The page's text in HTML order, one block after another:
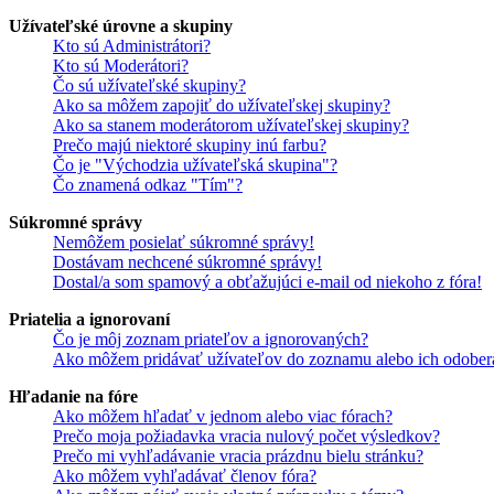
Užívateľské úrovne a skupiny
Kto sú Administrátori?
Kto sú Moderátori?
Čo sú užívateľské skupiny?
Ako sa môžem zapojiť do užívateľskej skupiny?
Ako sa stanem moderátorom užívateľskej skupiny?
Prečo majú niektoré skupiny inú farbu?
Čo je "Východzia užívateľská skupina"?
Čo znamená odkaz "Tím"?
Súkromné správy
Nemôžem posielať súkromné správy!
Dostávam nechcené súkromné správy!
Dostal/a som spamový a obťažujúci e-mail od niekoho z fóra!
Priatelia a ignorovaní
Čo je môj zoznam priateľov a ignorovaných?
Ako môžem pridávať užívateľov do zoznamu alebo ich
Hľadanie na fóre
Ako môžem hľadať v jednom alebo viac fórach?
Prečo moja požiadavka vracia nulový počet výsledkov?
Prečo mi vyhľadávanie vracia prázdnu bielu stránku?
Ako môžem vyhľadávať členov fóra?